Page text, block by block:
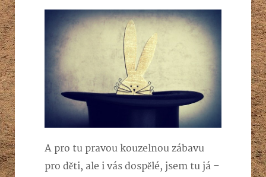
A pro tu pravou kouzelnou zábavu
pro děti, ale i vás dospělé, jsem tu já –